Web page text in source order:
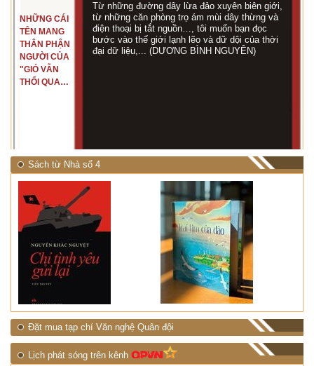
NHỮNG CÁI
TÊN MANG
THÂN PHẬN
NGƯỜI CỦA
"GIÓ VẪN
THỔI QUA
Từ những đường dây lừa đảo xuyên biên giới,
từ những căn phòng trọ ám mùi dây thừng và
điện thoại bị tắt nguồn…, tôi muốn bạn đọc
bước vào thế giới lạnh lẽo và dữ dội của thời
đại dữ liệu,... (DƯƠNG BÌNH NGUYÊN)
Sách từ Nhà số 4
Đặt mua tạp chí Văn nghệ Quân đội
Lịch phát sóng trên kênh